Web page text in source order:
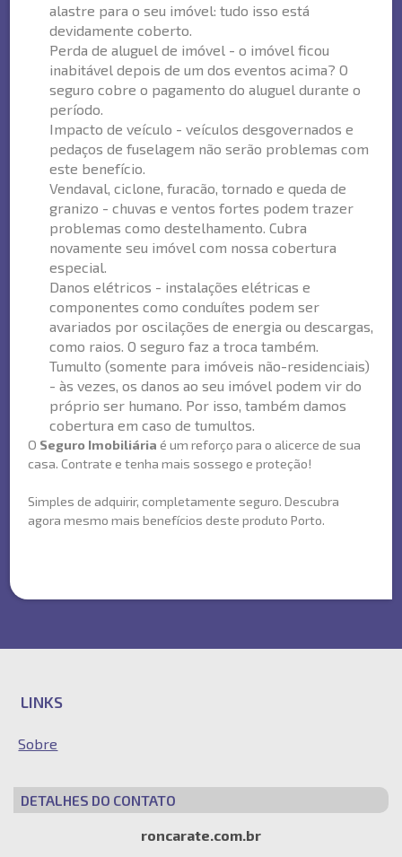
alastre para o seu imóvel: tudo isso está
devidamente coberto.
Perda de aluguel de imóvel - o imóvel ficou
inabitável depois de um dos eventos acima? O
seguro cobre o pagamento do aluguel durante o
período.
Impacto de veículo - veículos desgovernados e
pedaços de fuselagem não serão problemas com
este benefício.
Vendaval, ciclone, furacão, tornado e queda de
granizo - chuvas e ventos fortes podem trazer
problemas como destelhamento. Cubra
novamente seu imóvel com nossa cobertura
especial.
Danos elétricos - instalações elétricas e
componentes como conduítes podem ser
avariados por oscilações de energia ou descargas,
como raios. O seguro faz a troca também.
Tumulto (somente para imóveis não-residenciais)
- às vezes, os danos ao seu imóvel podem vir do
próprio ser humano. Por isso, também damos
cobertura em caso de tumultos.
O Seguro Imobiliária é um reforço para o alicerce de sua
casa. Contrate e tenha mais sossego e proteção!
Simples de adquirir, completamente seguro. Descubra
agora mesmo mais benefícios deste produto Porto.
LINKS
Sobre
DETALHES DO CONTATO
roncarate.com.br